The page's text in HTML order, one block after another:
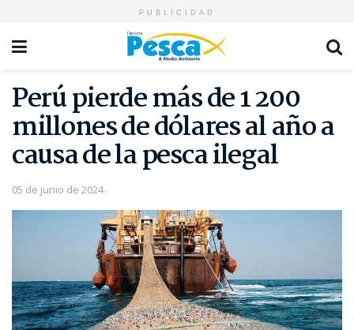
PUBLICIDAD
Perú pierde más de 1 200
millones de dólares al año a
causa de la pesca ilegal
05 de junio de 2024